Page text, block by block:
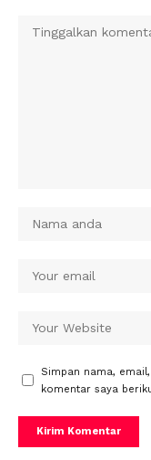
Simpan nama,
komentar saya